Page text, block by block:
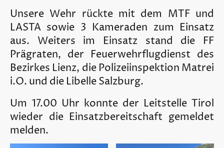
Unsere Wehr rückte mit dem MTF und
LASTA sowie 3 Kameraden zum Einsatz
aus. Weiters im Einsatz stand die FF
Prägraten, der Feuerwehrflugdienst des
Bezirkes Lienz, die Polizeiinspektion Matrei
i.O. und die Libelle Salzburg.
Um 17.00 Uhr konnte der Leitstelle Tirol
wieder die Einsatzbereitschaft gemeldet
melden.